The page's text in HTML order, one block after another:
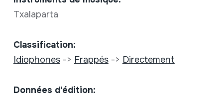
Txalaparta
Classification:
Idiophones-> Frappés-> Directement
Données d'édition: